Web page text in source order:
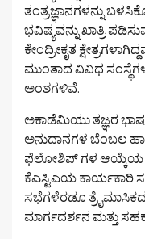
ತಂತ್ರಜ್ಞಾನಗಳನ್ನು
ಭವಿಷ್ಯವನ್ನು ಖಾತ್ರಿ
ಕೇಂದ್ರೀಕೃತ
ಮುಂತಾದ ವಿವಿಧ
ಅಂಶಗಳಿವೆ.
ಅಕಾಡೆಮಿಯು ತಜ್ಞರ
ಅನುದಾನಗಳ ಬೆಂಬಲ
ಫೆಲೋಶಿಪ್ ಗಳ ಆಯ್ಕೆಯ
ಕೆಎಸ್ಟಿಎಯ ಕಾರ್ಯಕಾರಿ
ಸಭೆಗಳೆರಡೂ
ಮಾರ್ಗದರ್ಶನ ಮತ್ತು